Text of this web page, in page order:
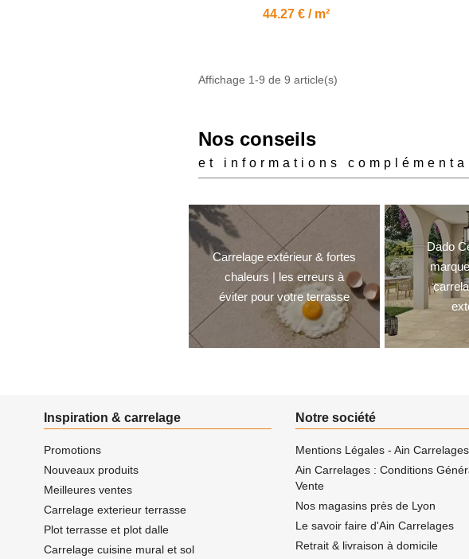
44.27 € / m²
Affichage 1-9 de 9 article(s)
Nos conseils
et informations
Carrelage extérieur & fortes
chaleurs | les erreurs à
éviter pour votre terrasse
Dado
Inspiration & carrelage
Promotions
Nouveaux produits
Meilleures ventes
Carrelage exterieur terrasse
Plot terrasse et plot dalle
Carrelage cuisine mural et sol
Notre société
Mentions Légales - Ain Carrelages
Ain Carrelages : Conditions
Vente
Nos magasins près de Lyon
Le savoir faire d'Ain Carrelages
Retrait & livraison à domicile